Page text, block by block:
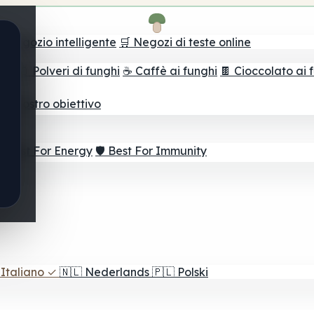
il negozio intelligente 🛒 Negozi di teste online
🫙 Polveri di funghi ☕ Caffè ai funghi 🍫 Cioccolato ai
il vostro obiettivo
⚡ Best For Energy 🛡️ Best For Immunity
Italiano ✓ 🇳🇱 Nederlands 🇵🇱 Polski